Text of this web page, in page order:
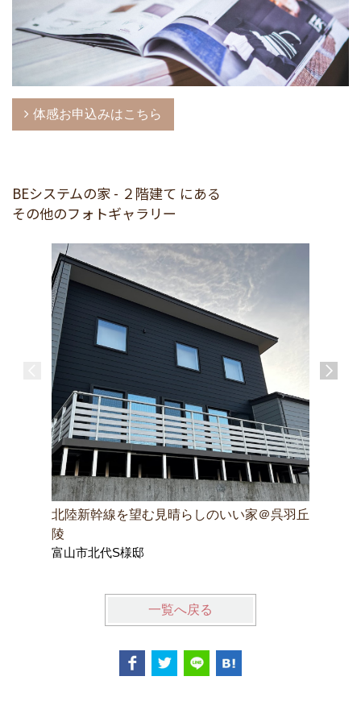
体感お申込みはこちら
BEシステムの家 - ２階建て にある
その他のフォトギャラリー
北陸新幹線を望む見晴らしのいい家＠呉羽丘
陵
富山市北代S様邸
一覧へ戻る